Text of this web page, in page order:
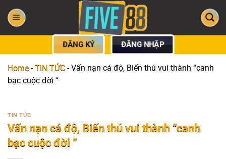
qua
ĐĂNG KÝ ĐĂNG NHẬP
Home -TIN TỨC -Vấn nạn cá độ, Biến thú vui thành “canh
bạc cuộc đời “
TIN TỨC
Vấn nạn cá độ, Biến thú vui thành “canh
bạc cuộc đời “